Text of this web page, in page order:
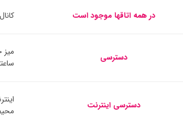
در همه اتاقها موجود است
دسترسی
دسترسی اینترنت